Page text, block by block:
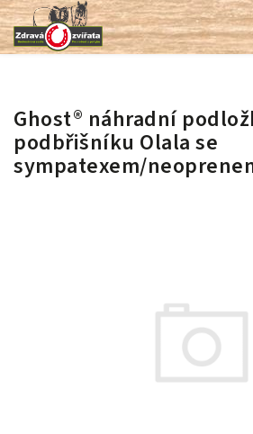
Ghost® náhradní
podbřišníku Olala se
sympatexem/